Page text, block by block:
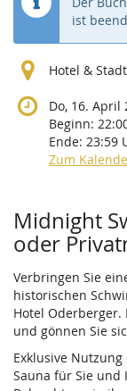
ist
Hotel &
Do, 16. April
Beginn:
Ende: 23:59
Zum
Produkte
Midnight
oder
Verbringen Sie
historischen
Hotel
und gönnen Sie
Exklusive
Sauna für Sie und